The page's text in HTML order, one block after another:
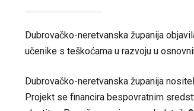
Dubrovačko-neretvanska županija
učenike s teškoćama u razvoju u
Dubrovačko-neretvanska županija
Projekt se financira bespovratnim